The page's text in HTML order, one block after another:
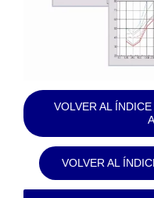
VOLVER AL
VOLVER AL